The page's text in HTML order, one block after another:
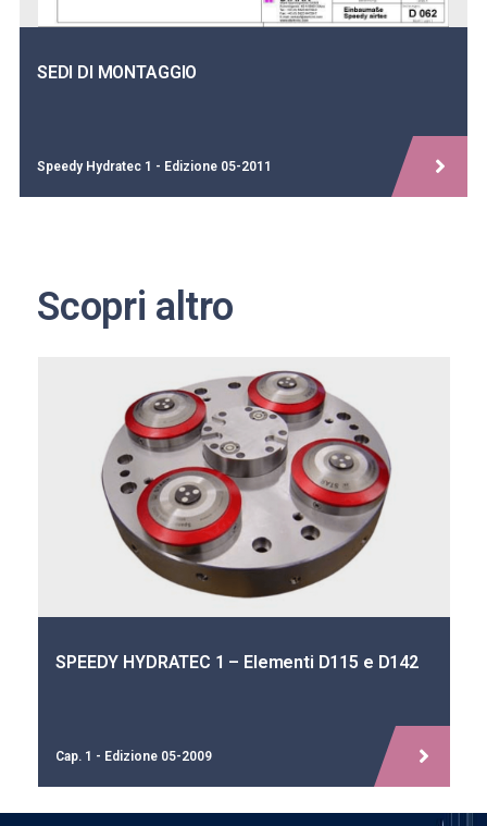
SEDI DI MONTAGGIO
Speedy Hydratec 1 - Edizione 05-2011
Scopri altro
1 – Elementi D115 e D142
05-2009
SPEEDY
Info -